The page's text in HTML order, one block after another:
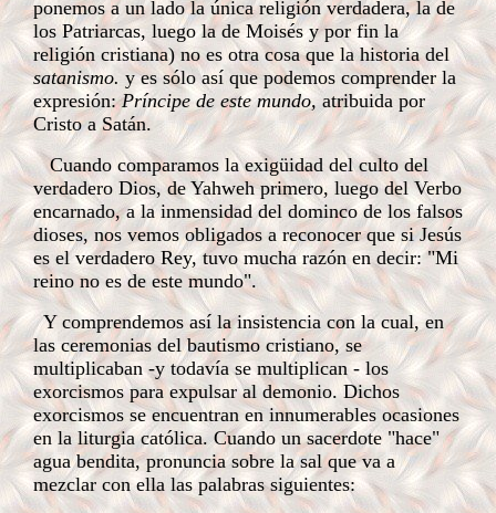
ponemos a un lado la única religión verdadera, la de
los Patriarcas, luego la de Moisés y por fin la
religión cristiana) no es otra cosa que la historia del
satanismo. y es sólo así que podemos comprender la
expresión:Príncipe de este mundo, atribuida por
Cristo a Satán.
Cuando comparamos la exigüidad del culto del
verdadero Dios, de Yahweh primero, luego del Verbo
encarnado, a la inmensidad del dominco de los falsos
dioses, nos vemos obligados a reconocer que si Jesús
es el verdadero Rey, tuvo mucha razón en decir: "Mi
reino no es de este mundo".
Y comprendemos así la insistencia con la cual, en
las ceremonias del bautismo cristiano, se
multiplicaban -y todavía se multiplican - los
exorcismos para expulsar al demonio. Dichos
exorcismos se encuentran en innumerables ocasiones
en la liturgia católica. Cuando un sacerdote "hace"
agua bendita, pronuncia sobre la sal que va a
mezclar con ella las palabras siguientes: